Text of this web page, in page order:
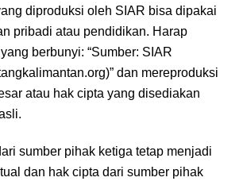
diproduksi oleh SIAR bisa dipakai
pribadi atau pendidikan. Harap
berbunyi: “Sumber: SIAR
dan mereproduksi
atau hak cipta yang disediakan
sumber pihak ketiga tetap menjadi
dan hak cipta dari sumber pihak